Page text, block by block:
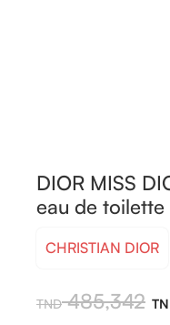
DIOR MISS
eau de toilette
CHRISTIAN DIOR
485,342